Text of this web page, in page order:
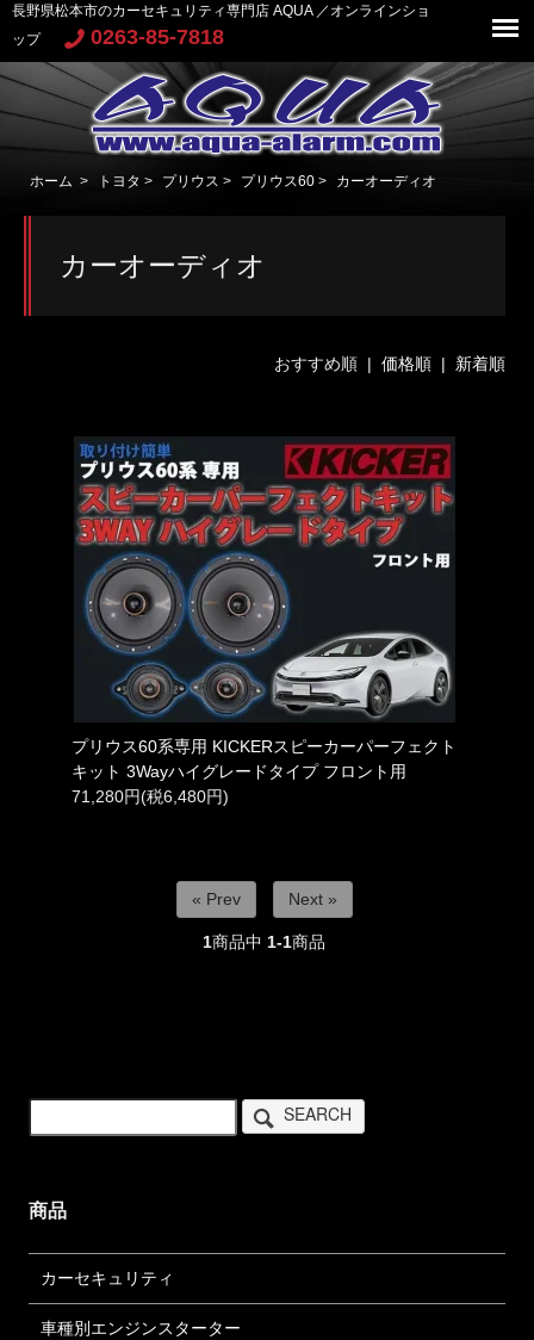
長野県松本市のカーセキュリティ専門店 AQUA ／オンラインショ
ップ
0263-85-7818
ホーム > トヨタ > プリウス > プリウス60 > カーオーディオ
カーオーディオ
おすすめ順 | 価格順| 新着順
プリウス60系専用 KICKERスピーカーパーフェクト
キット 3Wayハイグレードタイプ フロント用
71,280円(税6,480円)
« Prev Next »
1商品中 1-1商品
SEARCH
商品
カーセキュリティ
車種別エンジンスターター